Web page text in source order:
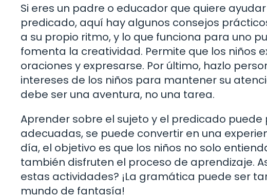
Si eres un padre o educador que quiere
predicado, aquí hay algunos consejos
a su propio ritmo, y lo que funciona para uno
fomenta la creatividad. Permite que los niños
oraciones y expresarse. Por último, hazlo
intereses de los niños para mantener su
debe ser una aventura, no una tarea.
Aprender sobre el sujeto y el predicado
adecuadas, se puede convertir en una
día, el objetivo es que los niños no solo
también disfruten el proceso de aprendizaje.
estas actividades? ¡La gramática puede ser
mundo de fantasía!